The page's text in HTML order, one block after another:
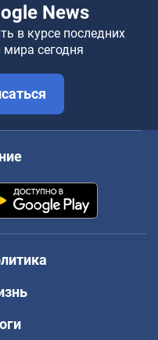
News
в курсе последних
сегодня